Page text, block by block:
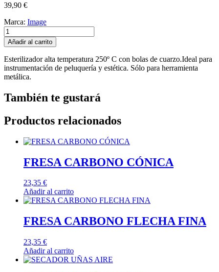
39,90 €
Marca: Image
ESTERILIZADOR
BOLAS
CUARZO
cantidad
Añadir al carrito
Esterilizador alta temperatura 250º C con bolas de cuarzo.Ideal para
instrumentación de peluquería y estética. Sólo para herramienta
metálica.
También te gustará
Productos relacionados
FRESA CARBONO CÓNICA
23,35 €
Añadir al carrito
FRESA CARBONO FLECHA FINA
23,35 €
Añadir al carrito